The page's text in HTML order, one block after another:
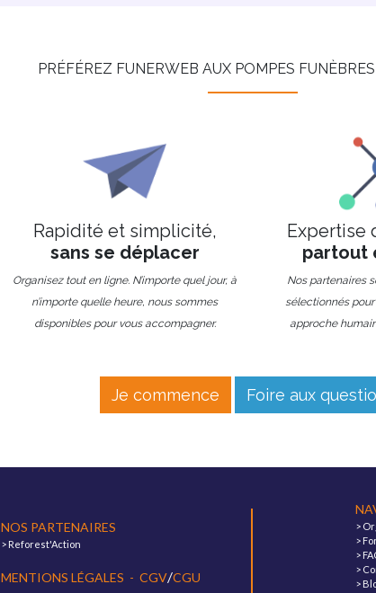
PRÉFÉREZ FUNERWEB AUX POMPES
Rapidité et simplicité,
sans se déplacer
Organisez tout en ligne. N’importe quel jour, à
n’importe quelle heure, nous sommes
disponibles pour vous accompagner.
Expertise
partout
Nos partenaires
sélectionnés
approche
Je commence Foire aux
NOS PARTENAIRES
> Reforest'Action
MENTIONS LÉGALES - CGV/CGU
>
>
>
>
>